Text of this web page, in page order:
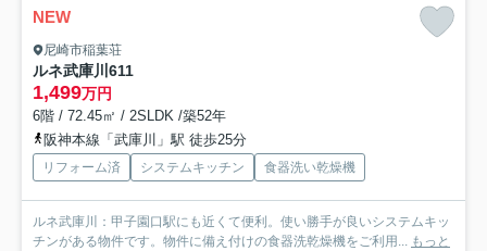
NEW
尼崎市稲葉荘
ルネ武庫川 611
1,499万円
6階 / 72.45㎡ / 2SLDK /築52年
阪神本線「武庫川」駅 徒歩25分
リフォーム済 システムキッチン 食器洗い乾燥機
ルネ武庫川：甲子園口駅にも近くて便利。使い勝手が良いシステムキッ
チンがある物件です。物件に備え付けの食器洗乾燥機をご利用... もっと